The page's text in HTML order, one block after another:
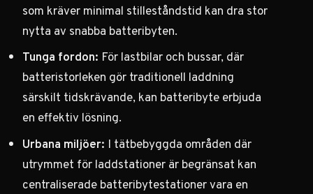
som kräver minimal stilleståndstid kan dra stor
nytta av snabba batteribyten.
Tunga fordon: För lastbilar och bussar, där
batteristorleken gör traditionell laddning
särskilt tidskrävande, kan batteribyte erbjuda
en effektiv lösning.
Urbana miljöer: I tätbebyggda områden där
utrymmet för laddstationer är begränsat kan
centraliserade batteribytestationer vara en